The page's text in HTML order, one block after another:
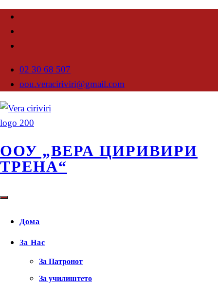
02 30 68 507
oou.veraciriviri@gmail.com
ООУ „ВЕРА ЦИРИВИРИ
ТРЕНА“
Дома
За Нас
За Патронот
За училиштето